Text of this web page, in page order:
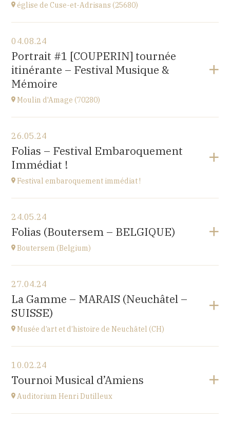
église de Cuse-et-Adrisans (25680)
Cuse-et-Adrisans
(25680)
à15H
04.08.24
Portrait #1 [COUPERIN] tournée
itinérante – Festival Musique &
Mémoire
Moulin d'Amage (70280)
chemin du Moulin
70280 AMAGE
à15H
26.05.24
Folias – Festival Embaroquement
Immédiat !
Festival embaroquement immédiat !
Le Nord (59)
à 17H00
24.05.24
Folias (Boutersem – BELGIQUE)
Boutersem (Belgium)
Sint-Annakerk
Roosbeek
à20H00
Accéder au site
27.04.24
La Gamme – MARAIS (Neuchâtel –
SUISSE)
Musée d’art et d’histoire de Neuchâtel (CH)
Esplanade Léopold-Robert 1 CH-2000 Neuchâtel
à 20H15
10.02.24
Tournoi Musical d’Amiens
Auditorium Henri Dutilleux